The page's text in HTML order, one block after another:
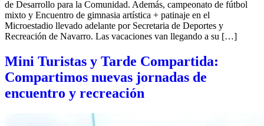
de Desarrollo para la Comunidad. Además, campeonato de fútbol
mixto y Encuentro de gimnasia artística + patinaje en el
Microestadio llevado adelante por Secretaria de Deportes y
Recreación de Navarro. Las vacaciones van llegando a su […]
Mini Turistas y Tarde Compartida:
Compartimos nuevas jornadas de
encuentro y recreación